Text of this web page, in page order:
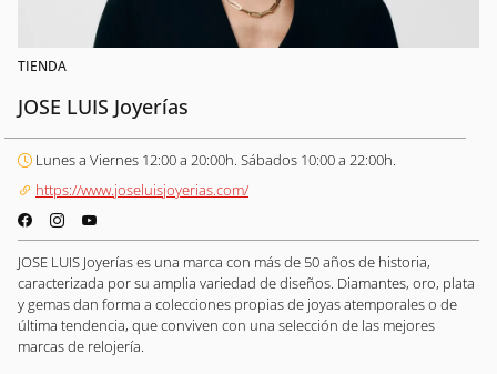
TIENDA
JOSE LUIS Joyerías
Lunes a Viernes 12:00 a 20:00h. Sábados 10:00 a 22:00h.
https://www.joseluisjoyerias.com/
JOSE LUIS Joyerías es una marca con más de 50 años de historia,
caracterizada por su amplia variedad de diseños. Diamantes, oro, plata
y gemas dan forma a colecciones propias de joyas atemporales o de
última tendencia, que conviven con una selección de las mejores
marcas de relojería.